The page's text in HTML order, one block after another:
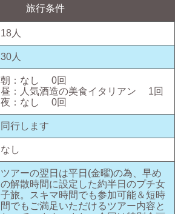
旅行条件
18 人
30 人
朝： なし 0回
昼：
人気酒造の美食イタリアン 1回
夜： なし 0回
同行します
なし
ツアーの翌日は平日(金曜)の為、早め
の解散時間に設定した約半日のプチ女
子旅。スキマ時間でも参加可能＆短時
間でもご満足いただけるツアー内容と